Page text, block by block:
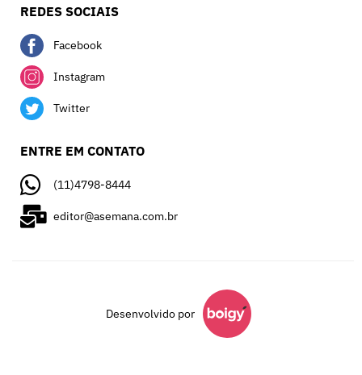
REDES SOCIAIS
Facebook
Instagram
Twitter
ENTRE EM CONTATO
(11)4798-8444
editor@asemana.com.br
Desenvolvido por